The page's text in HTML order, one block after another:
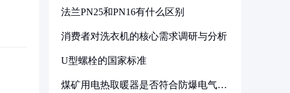
法兰PN25和PN16有什么区别
消费者对洗衣机的核心需求调研与分析
U型螺栓的国家标准
煤矿用电热取暖器是否符合防爆电气设